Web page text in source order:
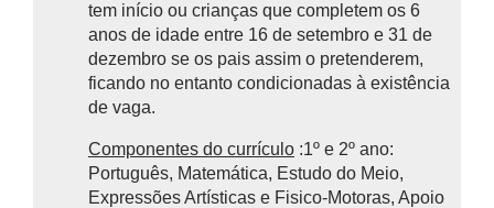
tem início ou crianças que completem os 6
anos de idade entre 16 de setembro e 31 de
dezembro se os pais assim o pretenderem,
ficando no entanto condicionadas à existência
de vaga.
Componentes do currículo :1º e 2º ano:
Português, Matemática, Estudo do Meio,
Expressões Artísticas e Fisico-Motoras, Apoio